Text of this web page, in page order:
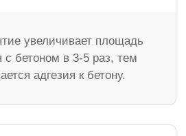
увеличивает площадь
с бетоном в 3-5 раз, тем
адгезия к бетону.